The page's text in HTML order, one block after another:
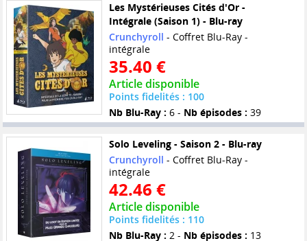
Les Mystérieuses Cités d'Or -
Intégrale (Saison 1) - Blu-ray
Crunchyroll - Coffret Blu-Ray -
intégrale
35.40 €
Article disponible
Points fidelités : 100
Nb Blu-Ray : 6 - Nb épisodes : 39
Solo Leveling - Saison 2 - Blu-ray
Crunchyroll - Coffret Blu-Ray -
intégrale
42.46 €
Article disponible
Points fidelités : 110
Nb Blu-Ray : 2 - Nb épisodes : 13